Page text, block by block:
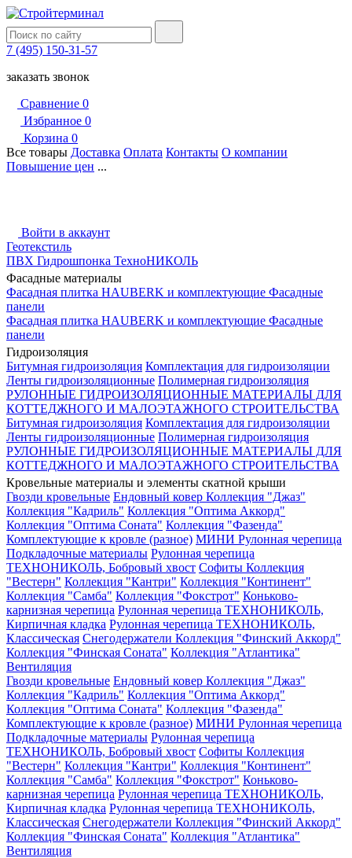
7 (495) 150-31-57
заказать звонок
Сравнение 0
Избранное 0
Корзина 0
Все товары Доставка Оплата Контакты О компании
Повышение цен ...
Войти в аккаунт
Геотекстиль
ПВХ Гидрошпонка ТехноНИКОЛЬ
Фасадные материалы
Фасадная плитка HAUBERK и комплектующие Фасадные
панели
Фасадная плитка HAUBERK и комплектующие Фасадные
панели
Гидроизоляция
Битумная гидроизоляция Комплектация для гидроизоляции
Ленты гидроизоляционные Полимерная гидроизоляция
РУЛОННЫЕ ГИДРОИЗОЛЯЦИОННЫЕ МАТЕРИАЛЫ ДЛЯ
КОТТЕДЖНОГО И МАЛОЭТАЖНОГО СТРОИТЕЛЬСТВА
Битумная гидроизоляция Комплектация для гидроизоляции
Ленты гидроизоляционные Полимерная гидроизоляция
РУЛОННЫЕ ГИДРОИЗОЛЯЦИОННЫЕ МАТЕРИАЛЫ ДЛЯ
КОТТЕДЖНОГО И МАЛОЭТАЖНОГО СТРОИТЕЛЬСТВА
Кровельные материалы и элементы скатной крыши
Гвозди кровельные Ендовный ковер Коллекция "Джаз"
Коллекция "Кадриль" Коллекция "Оптима Аккорд"
Коллекция "Оптима Соната" Коллекция "Фазенда"
Комплектующие к кровле (разное) МИНИ Рулонная черепица
Подкладочные материалы Рулонная черепица
ТЕХНОНИКОЛЬ, Бобровый хвост Софиты Коллекция
"Вестерн" Коллекция "Кантри" Коллекция "Континент"
Коллекция "Самба" Коллекция "Фокстрот" Коньково-
карнизная черепица Рулонная черепица ТЕХНОНИКОЛЬ,
Кирпичная кладка Рулонная черепица ТЕХНОНИКОЛЬ,
Классическая Снегодержатели Коллекция "Финский Аккорд"
Коллекция "Финская Соната" Коллекция "Атлантика"
Вентиляция
Гвозди кровельные Ендовный ковер Коллекция "Джаз"
Коллекция "Кадриль" Коллекция "Оптима Аккорд"
Коллекция "Оптима Соната" Коллекция "Фазенда"
Комплектующие к кровле (разное) МИНИ Рулонная черепица
Подкладочные материалы Рулонная черепица
ТЕХНОНИКОЛЬ, Бобровый хвост Софиты Коллекция
"Вестерн" Коллекция "Кантри" Коллекция "Континент"
Коллекция "Самба" Коллекция "Фокстрот" Коньково-
карнизная черепица Рулонная черепица ТЕХНОНИКОЛЬ,
Кирпичная кладка Рулонная черепица ТЕХНОНИКОЛЬ,
Классическая Снегодержатели Коллекция "Финский Аккорд"
Коллекция "Финская Соната" Коллекция "Атлантика"
Вентиляция